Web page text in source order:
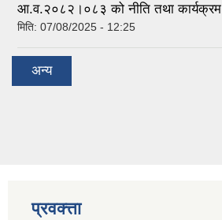
आ.व.२०८२।०८३ को नीति तथा कार्यक्रम
मिति: 07/08/2025 - 12:25
अन्य
प्रवक्त्ता